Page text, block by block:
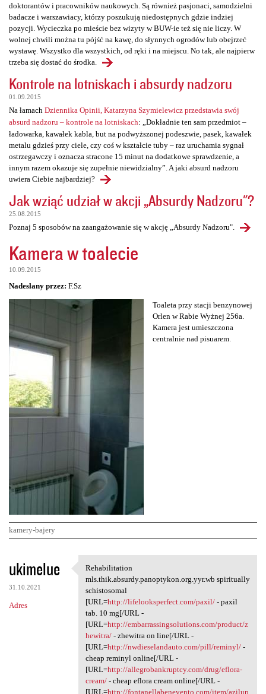
doktorantów i pracowników naukowych. Są również pasjonaci, samodzielni
badacze i warszawiacy, którzy poszukują niedostępnych gdzie indziej
pozycji. Wycieczka po mieście bez wizyty w BUW-ie też się nie liczy. W
wolnej chwili można tu pójść na kawę, do słynnych ogrodów lub obejrzeć
wystawę. Wszystko dla wszystkich, od ręki i na miejscu. No tak, ale najpierw
trzeba się dostać do środka.
Kontrole na lotniskach i absurdy nadzoru
01.09.2015
Na łamach Dziennika Opinii, Katarzyna Szymielewicz przedstawia swój
absurd nadzoru – kontrole na lotniskach: „Dokładnie ten sam przedmiot –
ładowarka, kawałek kabla, but na podwyższonej podeszwie, pasek, kawałek
metalu gdzieś przy ciele, czy coś w kształcie tuby – raz uruchamia sygnał
ostrzegawczy i oznacza stracone 15 minut na dodatkowe sprawdzenie, a
innym razem okazuje się zupełnie niewidzialny”. A jaki absurd nadzoru
uwiera Ciebie najbardziej?
Jak wziąć udział w akcji „Absurdy Nadzoru"?
25.08.2015
Poznaj 5 sposobów na zaangażowanie się w akcję „Absurdy Nadzoru".
Kamera w toalecie
10.09.2015
Nadesłany przez: F.Sz
Toaleta przy stacji benzynowej
Orlen w Rabie Wyżnej 256a.
Kamera jest umieszczona
centralnie nad pisuarem.
kamery-bajery
K
o
m
e
ukimelue
31.10.2021
Adres
Rehabilitation mls.thik
Rehabilitation
mls.thik.absurdy.panoptykon.org.yyr.wb spiritually
schistosomal
[URL=http://lifelooksperfect.com/paxil/- paxil
tab. 10 mg[/URL -
[URL=http://embarrassingsolutions.com/product/z
hewitra/- zhewitra on line[/URL -
[URL=http://nwdieselandauto.com/pill/reminyl/-
cheap reminyl online[/URL -
[URL=http://allegrobankruptcy.com/drug/eflora-
cream/- cheap eflora cream online[/URL -
[URL=http://fontanellabenevento.com/item/azilup